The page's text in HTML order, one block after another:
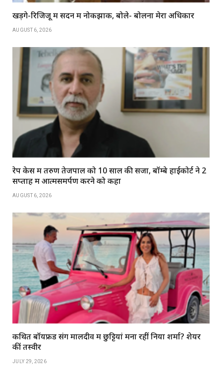
खड़गे-रिजिजू में सदन में नोकझोंक, बोले- बोलना मेरा अधिकार
AUGUST 6, 2026
रेप केस में तरुण तेजपाल को 10 साल की सजा, बॉम्बे हाईकोर्ट ने 2
सप्ताह में आत्मसमर्पण करने को कहा
AUGUST 6, 2026
कथित बॉयफ्रेंड संग मालदीव में छुट्टियां मना रहीं निया शर्मा? शेयर
कीं तस्वीरें
JULY 29, 2026